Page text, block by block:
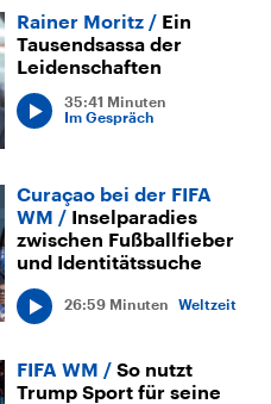
Rainer Moritz
Ein
Tausendsassa der
Leidenschaften
35:41 Minuten
Im Gespräch
Curaçao bei der FIFA
WM
Inselparadies
zwischen Fußballfieber
und Identitätssuche
26:59 Minuten Weltzeit
FIFA WM
So nutzt
Trump Sport für seine